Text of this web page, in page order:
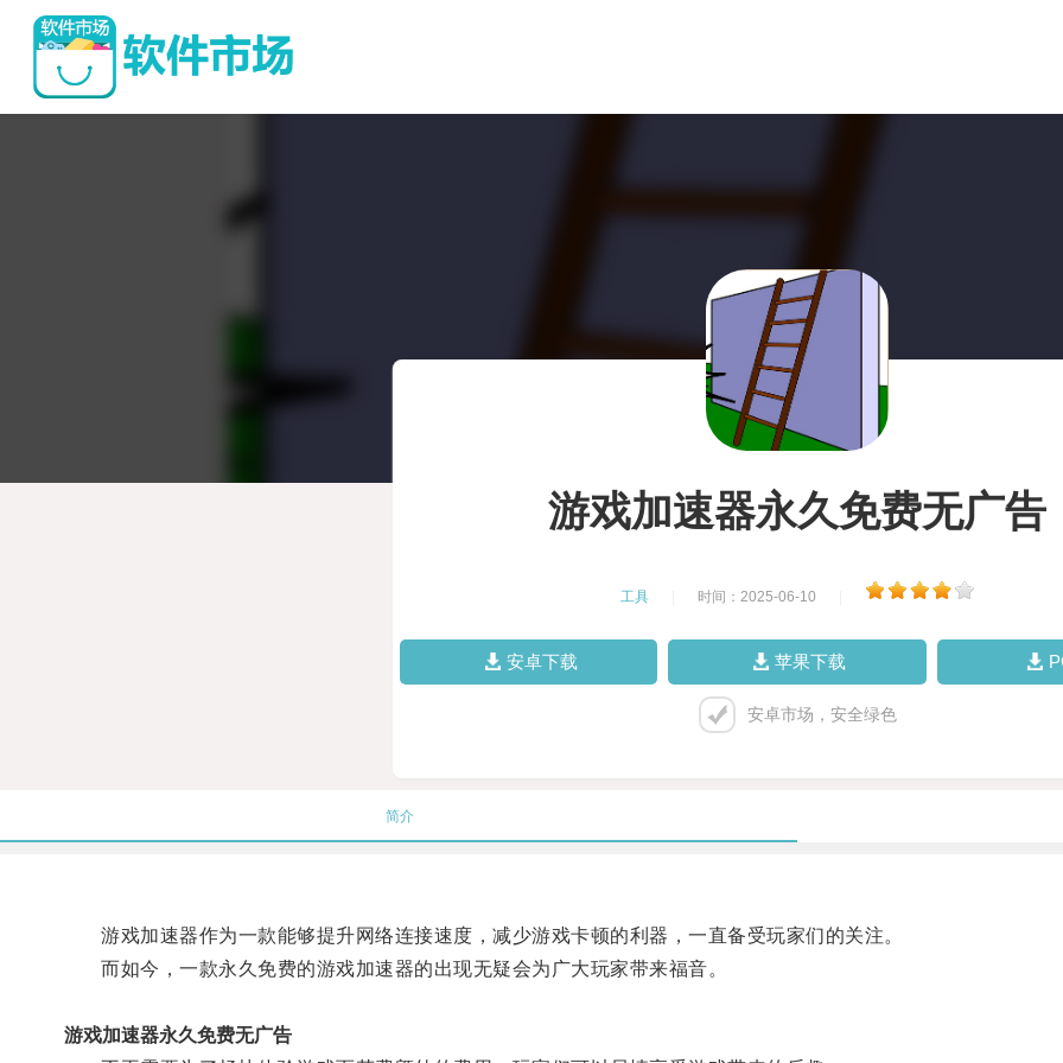
游戏加速器永久免费无广告
工具 时间：2025-06-10
安卓下载 苹果下载
安卓市场，安全绿色
简介
游戏加速器作为一款能够提升网络连接速度，减少游戏卡顿的利器，一直备受玩家们的关注。
而如今，一款永久免费的游戏加速器的出现无疑会为广大玩家带来福音。
游戏加速器永久免费无广告